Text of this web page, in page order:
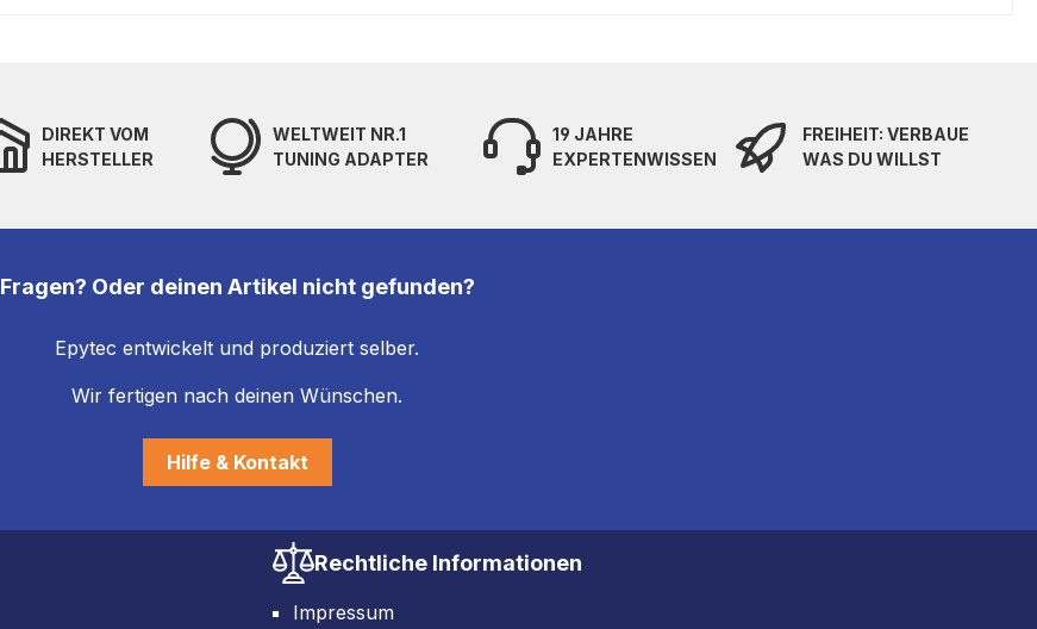
DIREKT VOM
HERSTELLER
WELTWEIT NR.1
TUNING ADAPTER
19 JAHRE
EXPERTENWISSEN
FREIHEIT: VERBAUE
WAS DU WILLST
Fragen? Oder deinen Artikel nicht gefunden?
Epytec entwickelt und produziert selber.
Wir fertigen nach deinen Wünschen.
Hilfe & Kontakt
Rechtliche Informationen
Impressum